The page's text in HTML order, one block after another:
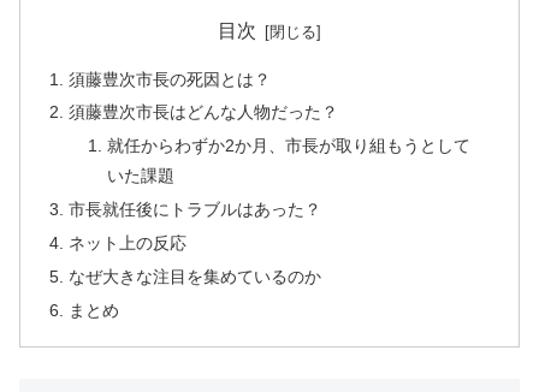
目次
須藤豊次市長の死因とは？
須藤豊次市長はどんな人物だった？
就任からわずか2か月、市長が取り組もうとして
いた課題
市長就任後にトラブルはあった？
ネット上の反応
なぜ大きな注目を集めているのか
まとめ